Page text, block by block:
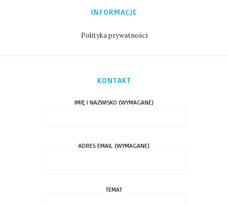
INFORMACJE
Polityka prywatności
KONTAKT
IMIĘ I NAZWISKO (WYMAGANE)
ADRES EMAIL (WYMAGANE)
TEMAT